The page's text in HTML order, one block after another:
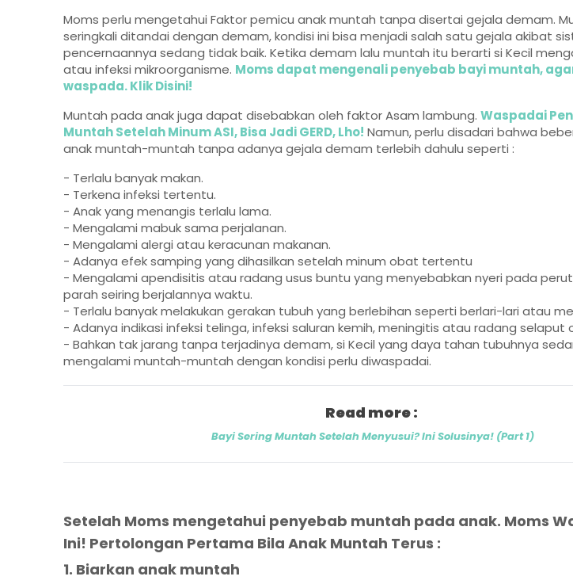
Moms perlu mengetahui Faktor pemicu anak muntah tanpa disertai gejala demam.
seringkali ditandai dengan demam, kondisi ini bisa menjadi salah satu gejala akibat
pencernaannya sedang tidak baik. Ketika demam lalu muntah itu berarti si Kecil
atau infeksi mikroorganisme. Moms dapat mengenali penyebab bayi muntah,
waspada. Klik Disini!
Muntah pada anak juga dapat disebabkan oleh faktor Asam lambung. Waspadai
Muntah Setelah Minum ASI, Bisa Jadi GERD, Lho! Namun, perlu disadari bahwa
anak muntah-muntah tanpa adanya gejala demam terlebih dahulu seperti :
- Terlalu banyak makan.
- Terkena infeksi tertentu.
- Anak yang menangis terlalu lama.
- Mengalami mabuk sama perjalanan.
- Mengalami alergi atau keracunan makanan.
- Adanya efek samping yang dihasilkan setelah minum obat tertentu
- Mengalami apendisitis atau radang usus buntu yang menyebabkan nyeri pada
parah seiring berjalannya waktu.
- Terlalu banyak melakukan gerakan tubuh yang berlebihan seperti berlari-lari atau
- Adanya indikasi infeksi telinga, infeksi saluran kemih, meningitis atau radang selaput
- Bahkan tak jarang tanpa terjadinya demam, si Kecil yang daya tahan tubuhnya
mengalami muntah-muntah dengan kondisi perlu diwaspadai.
Read more :
Bayi Sering Muntah Setelah Menyusui? Ini Solusinya! (Part 1)
Setelah Moms mengetahui penyebab muntah pada anak. Moms
Ini! Pertolongan Pertama Bila Anak Muntah Terus :
1. Biarkan anak muntah